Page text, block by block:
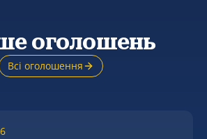
оголошень
Всі оголошення